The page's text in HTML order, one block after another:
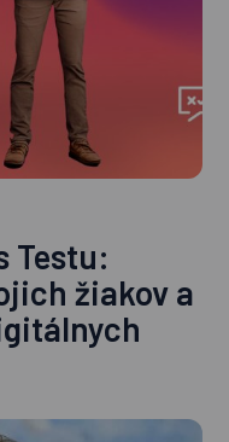
Testu:
žiakov a